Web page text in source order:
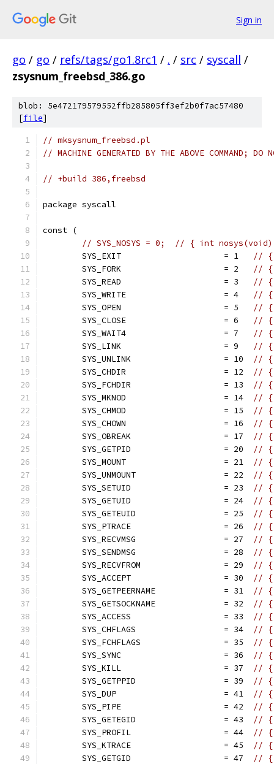
Sign in
go / go / refs/tags/go1.8rc1 / . / src / syscall /
zsysnum_freebsd_386.go
blob: 5e472179579552ffb285805ff3ef2b0f7ac57480
[file]
// mksysnum_freebsd.pl
// MACHINE GENERATED BY THE ABOVE COMMAND; DO
// +build 386,freebsd
package syscall
const (
// SYS_NOSYS = 0;  // { int
	SYS_EXIT                     = 1
// {
	SYS_FORK                     = 2
// {
	SYS_READ                     = 3
// {
	SYS_WRITE                    = 4
// {
	SYS_OPEN                     = 5
// {
	SYS_CLOSE                    = 6
// {
	SYS_WAIT4                    = 7
// {
	SYS_LINK                     = 9
// {
	SYS_UNLINK                   = 10
// {
	SYS_CHDIR                    = 12
// {
	SYS_FCHDIR                   = 13
// {
	SYS_MKNOD                    = 14
// {
	SYS_CHMOD                    = 15
// {
	SYS_CHOWN                    = 16
// {
	SYS_OBREAK                   = 17
// {
	SYS_GETPID                   = 20
// {
	SYS_MOUNT                    = 21
// {
	SYS_UNMOUNT                  = 22
// {
	SYS_SETUID                   = 23
// {
	SYS_GETUID                   = 24
// {
	SYS_GETEUID                  = 25
// {
	SYS_PTRACE                   = 26
// {
	SYS_RECVMSG                  = 27
// {
	SYS_SENDMSG                  = 28
// {
	SYS_RECVFROM                 = 29
// {
	SYS_ACCEPT                   = 30
// {
	SYS_GETPEERNAME              = 31
// {
	SYS_GETSOCKNAME              = 32
// {
	SYS_ACCESS                   = 33
// {
	SYS_CHFLAGS                  = 34
// {
	SYS_FCHFLAGS                 = 35
// {
	SYS_SYNC                     = 36
// {
	SYS_KILL                     = 37
// {
	SYS_GETPPID                  = 39
// {
	SYS_DUP                      = 41
// {
	SYS_PIPE                     = 42
// {
	SYS_GETEGID                  = 43
// {
	SYS_PROFIL                   = 44
// {
	SYS_KTRACE                   = 45
// {
	SYS_GETGID                   = 47
// {